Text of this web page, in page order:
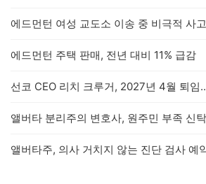
에드먼턴 여성 교도소 이송 중 비극적 사
에드먼턴 주택 판매, 전년 대비 11% 급감